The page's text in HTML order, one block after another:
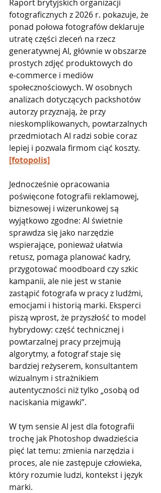
Raport brytyjskich organizacji
fotograficznych z 2026 r. pokazuje, że
ponad połowa fotografów deklaruje
utratę części zleceń na rzecz
generatywnej AI, głównie w obszarze
prostych zdjęć produktowych do
e‑commerce i mediów
społecznościowych. W osobnych
analizach dotyczących packshotów
autorzy przyznają, że przy
nieskomplikowanych, powtarzalnych
przedmiotach AI radzi sobie coraz
lepiej i pozwala firmom ciąć koszty.
[fotopolis]
Jednocześnie opracowania
poświęcone fotografii reklamowej,
biznesowej i wizerunkowej są
wyjątkowo zgodne: AI świetnie
sprawdza się jako narzędzie
wspierające, ponieważ ułatwia
retusz, pomaga planować kadry,
przygotować moodboard czy szkic
kampanii, ale nie jest w stanie
zastąpić fotografa w pracy z ludźmi,
emocjami i historią marki. Eksperci
piszą wprost, że przyszłość to model
hybrydowy: część technicznej i
powtarzalnej pracy przejmują
algorytmy, a fotograf staje się
bardziej reżyserem, konsultantem
wizualnym i strażnikiem
autentyczności niż tylko „osobą od
naciskania migawki”.
W tym sensie AI jest dla fotografii
trochę jak Photoshop dwadzieścia
pięć lat temu: zmienia narzędzia i
proces, ale nie zastępuje człowieka,
który rozumie ludzi, kontekst i język
marki.